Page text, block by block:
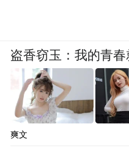
盗香窃玉：我的青
爽文